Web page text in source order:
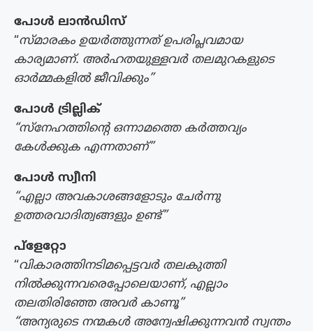
പോൾ ലാൻഡിസ്
“സ്മാരകം ഉയർത്തുന്നത് ഉപരിപ്ലവമായ
കാര്യമാണ്. അർഹതയുള്ളവർ തലമുറകളുടെ
ഓർമ്മകളിൽ ജീവിക്കും”
പോൾ ട്രില്ലിക്
“സ്നേഹത്തിന്റെ ഒന്നാമത്തെ കർത്തവ്യം
കേൾക്കുക എന്നതാണ്”
പോൾ സ്വീനി
“എല്ലാ അവകാശങ്ങളോടും ചേർന്നു
ഉത്തരവാദിത്വങ്ങളും ഉണ്ട്”
പ്ളേറ്റോ
“വികാരത്തിനടിമപ്പെട്ടവർ തലകുത്തി
നിൽക്കുന്നവരെപ്പോലെയാണ്, എല്ലാം
തലതിരിഞ്ഞേ അവർ കാണൂ”
“അന്യരുടെ നന്മകൾ അന്വേഷിക്കുന്നവൻ സ്വന്തം